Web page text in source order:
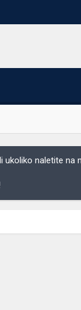
naletite na